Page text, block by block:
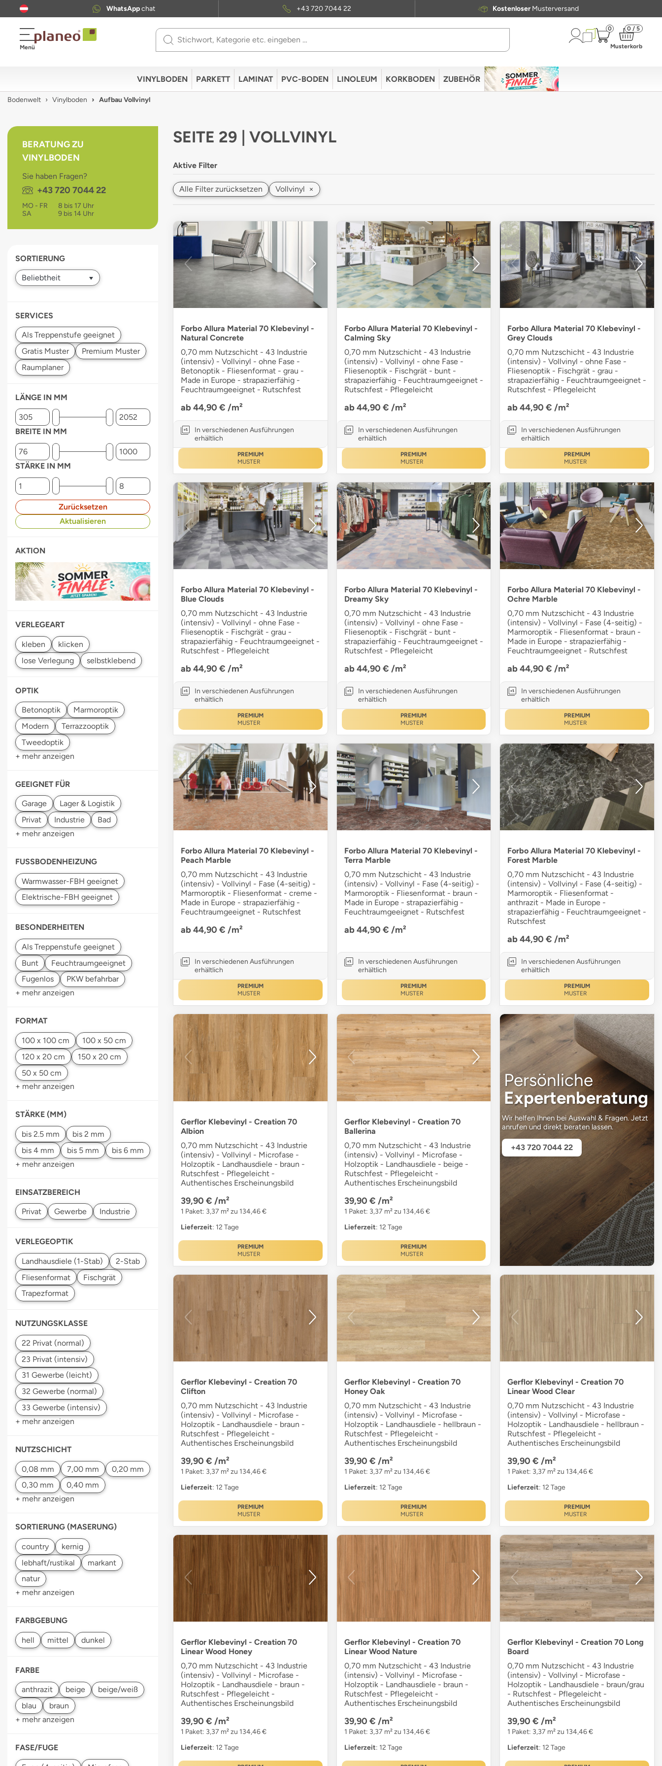
WhatsAppchat +43 720 7044 22 Kostenloser Musterversand
Menü
Use
down
Press
selected
search
Touch
devices
use
0 0 / 5
Musterkorb
VINYLBODEN PARKETT LAMINAT PVC-BODEN LINOLEUM KORKBODEN ZUBEHÖR
Bodenwelt Vinylboden Aufbau Vollvinyl
BERATUNG ZU
VINYLBODEN
Sie haben Fragen?
Telefon:
+43 720 7044 22
MO - FR
8 bis 17 Uhr
SA
9 bis 14 Uhr
SORTIERUNG
SERVICES
LÄNGE IN MM
BREITE IN MM
STÄRKE IN MM
Zurücksetzen
Aktualisieren
AKTION
VERLEGEART
OPTIK
+ mehr anzeigen
GEEIGNET FÜR
+ mehr anzeigen
FUSSBODENHEIZUNG
BESONDERHEITEN
+ mehr anzeigen
FORMAT
+ mehr anzeigen
STÄRKE (MM)
+ mehr anzeigen
EINSATZBEREICH
VERLEGEOPTIK
NUTZUNGSKLASSE
+ mehr anzeigen
NUTZSCHICHT
+ mehr anzeigen
SORTIERUNG (MASERUNG)
+ mehr anzeigen
FARBGEBUNG
FARBE
+ mehr anzeigen
FASE/FUGE
SEITE 29 | VOLLVINYL
Aktive Filter
Alle Filter zurücksetzen Vollvinyl ×
Forbo Allura Material 70 Klebevinyl -
Natural Concrete
0,70 mm Nutzschicht - 43 Industrie
(intensiv) - Vollvinyl - ohne Fase -
Betonoptik - Fliesenformat - grau -
Made in Europe - strapazierfähig -
Feuchtraumgeeignet - Rutschfest
ab 44,90 € /m²
In verschiedenen Ausführungen
erhältlich
PREMIUM
MUSTER
Forbo Allura Material 70 Klebevinyl -
Calming Sky
0,70 mm Nutzschicht - 43 Industrie
(intensiv) - Vollvinyl - ohne Fase -
Fliesenoptik - Fischgrät - bunt -
strapazierfähig - Feuchtraumgeeignet -
Rutschfest - Pflegeleicht
ab 44,90 € /m²
In verschiedenen Ausführungen
erhältlich
PREMIUM
MUSTER
Forbo Allura Material 70 Klebevinyl -
Grey Clouds
0,70 mm Nutzschicht - 43 Industrie
(intensiv) - Vollvinyl - ohne Fase -
Fliesenoptik - Fischgrät - grau -
strapazierfähig - Feuchtraumgeeignet -
Rutschfest - Pflegeleicht
ab 44,90 € /m²
In verschiedenen Ausführungen
erhältlich
PREMIUM
MUSTER
Forbo Allura Material 70 Klebevinyl -
Blue Clouds
0,70 mm Nutzschicht - 43 Industrie
(intensiv) - Vollvinyl - ohne Fase -
Fliesenoptik - Fischgrät - grau -
strapazierfähig - Feuchtraumgeeignet -
Rutschfest - Pflegeleicht
ab 44,90 € /m²
In verschiedenen Ausführungen
erhältlich
PREMIUM
MUSTER
Forbo Allura Material 70 Klebevinyl -
Dreamy Sky
0,70 mm Nutzschicht - 43 Industrie
(intensiv) - Vollvinyl - ohne Fase -
Fliesenoptik - Fischgrät - bunt -
strapazierfähig - Feuchtraumgeeignet -
Rutschfest - Pflegeleicht
ab 44,90 € /m²
In verschiedenen Ausführungen
erhältlich
PREMIUM
MUSTER
Forbo Allura Material 70 Klebevinyl -
Ochre Marble
0,70 mm Nutzschicht - 43 Industrie
(intensiv) - Vollvinyl - Fase (4-seitig) -
Marmoroptik - Fliesenformat - braun -
Made in Europe - strapazierfähig -
Feuchtraumgeeignet - Rutschfest
ab 44,90 € /m²
In verschiedenen Ausführungen
erhältlich
PREMIUM
MUSTER
Forbo Allura Material 70 Klebevinyl -
Peach Marble
0,70 mm Nutzschicht - 43 Industrie
(intensiv) - Vollvinyl - Fase (4-seitig) -
Marmoroptik - Fliesenformat - creme -
Made in Europe - strapazierfähig -
Feuchtraumgeeignet - Rutschfest
ab 44,90 € /m²
In verschiedenen Ausführungen
erhältlich
PREMIUM
MUSTER
Forbo Allura Material 70 Klebevinyl -
Terra Marble
0,70 mm Nutzschicht - 43 Industrie
(intensiv) - Vollvinyl - Fase (4-seitig) -
Marmoroptik - Fliesenformat - braun -
Made in Europe - strapazierfähig -
Feuchtraumgeeignet - Rutschfest
ab 44,90 € /m²
In verschiedenen Ausführungen
erhältlich
PREMIUM
MUSTER
Forbo Allura Material 70 Klebevinyl -
Forest Marble
0,70 mm Nutzschicht - 43 Industrie
(intensiv) - Vollvinyl - Fase (4-seitig) -
Marmoroptik - Fliesenformat -
anthrazit - Made in Europe -
strapazierfähig - Feuchtraumgeeignet -
Rutschfest
ab 44,90 € /m²
In verschiedenen Ausführungen
erhältlich
PREMIUM
MUSTER
Gerflor Klebevinyl - Creation 70
Albion
0,70 mm Nutzschicht - 43 Industrie
(intensiv) - Vollvinyl - Microfase -
Holzoptik - Landhausdiele - braun -
Rutschfest - Pflegeleicht -
Authentisches Erscheinungsbild
39,90 € /m²
1 Paket: 3,37 m² zu 134,46 €
Lieferzeit: 12 Tage
PREMIUM
MUSTER
Gerflor Klebevinyl - Creation 70
Ballerina
0,70 mm Nutzschicht - 43 Industrie
(intensiv) - Vollvinyl - Microfase -
Holzoptik - Landhausdiele - beige -
Rutschfest - Pflegeleicht -
Authentisches Erscheinungsbild
39,90 € /m²
1 Paket: 3,37 m² zu 134,46 €
Lieferzeit: 12 Tage
PREMIUM
MUSTER
Persönliche
Expertenberatung
Wir helfen Ihnen bei Auswahl & Fragen. Jetzt
anrufen und direkt beraten lassen.
+43 720 7044 22
Gerflor Klebevinyl - Creation 70
Clifton
0,70 mm Nutzschicht - 43 Industrie
(intensiv) - Vollvinyl - Microfase -
Holzoptik - Landhausdiele - braun -
Rutschfest - Pflegeleicht -
Authentisches Erscheinungsbild
39,90 € /m²
1 Paket: 3,37 m² zu 134,46 €
Lieferzeit: 12 Tage
PREMIUM
MUSTER
Gerflor Klebevinyl - Creation 70
Honey Oak
0,70 mm Nutzschicht - 43 Industrie
(intensiv) - Vollvinyl - Microfase -
Holzoptik - Landhausdiele - hellbraun -
Rutschfest - Pflegeleicht -
Authentisches Erscheinungsbild
39,90 € /m²
1 Paket: 3,37 m² zu 134,46 €
Lieferzeit: 12 Tage
PREMIUM
MUSTER
Gerflor Klebevinyl - Creation 70
Linear Wood Clear
0,70 mm Nutzschicht - 43 Industrie
(intensiv) - Vollvinyl - Microfase -
Holzoptik - Landhausdiele - hellbraun -
Rutschfest - Pflegeleicht -
Authentisches Erscheinungsbild
39,90 € /m²
1 Paket: 3,37 m² zu 134,46 €
Lieferzeit: 12 Tage
PREMIUM
MUSTER
Gerflor Klebevinyl - Creation 70
Linear Wood Honey
0,70 mm Nutzschicht - 43 Industrie
(intensiv) - Vollvinyl - Microfase -
Holzoptik - Landhausdiele - braun -
Rutschfest - Pflegeleicht -
Authentisches Erscheinungsbild
39,90 € /m²
1 Paket: 3,37 m² zu 134,46 €
Lieferzeit: 12 Tage
Gerflor Klebevinyl - Creation 70
Linear Wood Nature
0,70 mm Nutzschicht - 43 Industrie
(intensiv) - Vollvinyl - Microfase -
Holzoptik - Landhausdiele - braun -
Rutschfest - Pflegeleicht -
Authentisches Erscheinungsbild
39,90 € /m²
1 Paket: 3,37 m² zu 134,46 €
Lieferzeit: 12 Tage
Gerflor Klebevinyl - Creation 70 Long
Board
0,70 mm Nutzschicht - 43 Industrie
(intensiv) - Vollvinyl - Microfase -
Holzoptik - Landhausdiele - braun/grau
- Rutschfest - Pflegeleicht -
Authentisches Erscheinungsbild
39,90 € /m²
1 Paket: 3,37 m² zu 134,46 €
Lieferzeit: 12 Tage